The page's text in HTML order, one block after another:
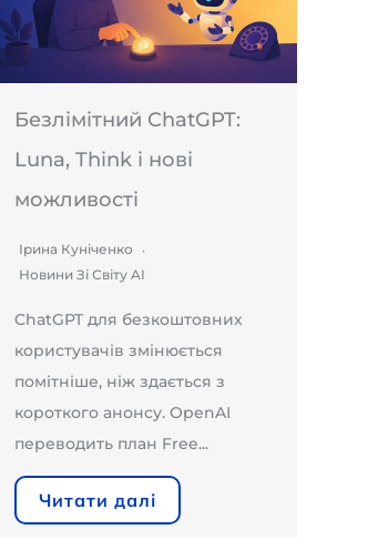
Безлімітний ChatGPT:
Luna, Think і нові
можливості
Ірина Куніченко
Новини Зі Світу AI
ChatGPT для безкоштовних
користувачів змінюється
помітніше, ніж здається з
короткого анонсу. OpenAI
переводить план Free...
Читати далі